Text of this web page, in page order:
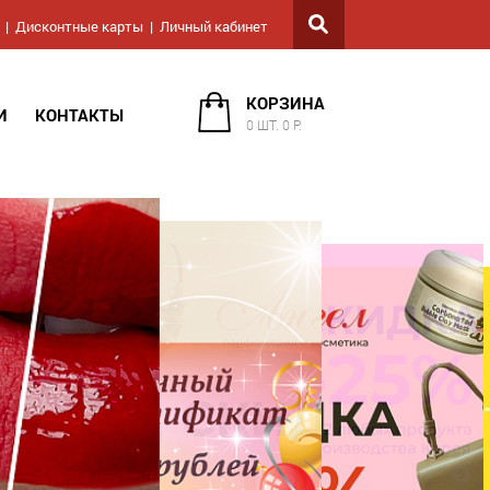
Дисконтные карты Личный кабинет
КОНТАКТЫ
КОРЗИНА
0 ШТ. 0 Р.